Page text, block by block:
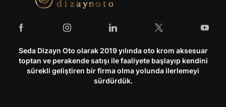
Seda Dizayn Oto olarak 2019 yılında oto krom aksesuar
toptan ve perakende satışı ile faaliyete başlayıp kendini
sürekli geliştiren bir firma olma yolunda ilerlemeyi
sürdürdük.